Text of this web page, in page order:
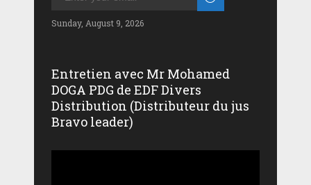
Sunday, August 9, 2026
Entretien avec Mr Mohamed
DOGA PDG de EDF Divers
Distribution (Distributeur du jus
Bravo leader)